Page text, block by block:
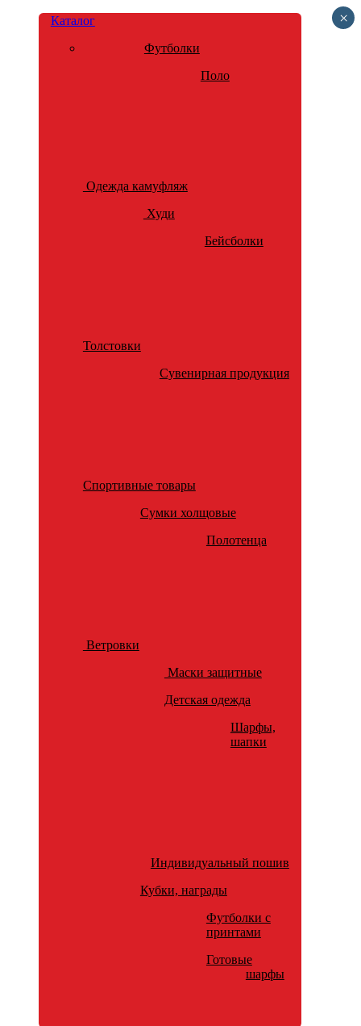
Каталог
Футболки
Поло
Одежда камуфляж
Худи
Бейсболки
Толстовки
Сувенирная продукция
Спортивные товары
Сумки холщовые
Полотенца
Ветровки
Маски защитные
Детская одежда
Шарфы,
шапки
Индивидуальный пошив
Кубки, награды
Футболки с
принтами
Готовые
шарфы
×